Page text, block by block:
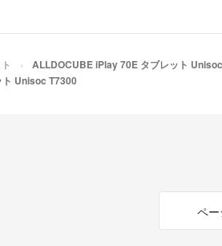
ALLDOCUBE iPlay 70E タブレット
Unisoc T7300
ペ